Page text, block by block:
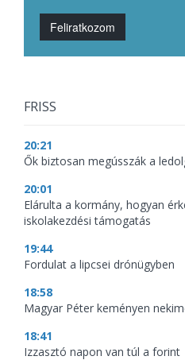
Feliratkozom
FRISS
20:21
Ők biztosan megússzák a
20:01
Elárulta a kormány, hogyan
iskolakezdési támogatás
19:44
Fordulat a lipcsei drónügyben
18:58
Magyar Péter keményen
18:41
Izzasztó napon van túl a forint